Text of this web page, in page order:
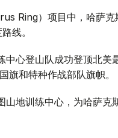
Ring）项目中，哈萨
线。
中心登山队成功登顶北
旗和特种作战部队旗帜。
山地训练中心，为哈萨